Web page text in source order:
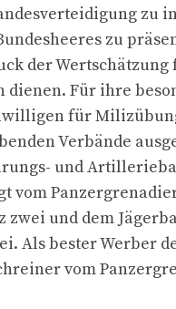
zu
zu
der Wertschätzung
Für ihre
für
Verbände
und
vom
und dem
Als bester Werber
vom